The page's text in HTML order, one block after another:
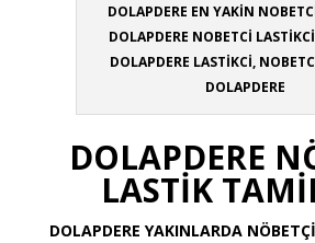
DOLAPDERE EN YAKİN
DOLAPDERE NOBETCİ
DOLAPDERE LASTİKCİ,
DOLAPDERE
DOLAPDERE
LASTİK
DOLAPDERE YAKINLARDA